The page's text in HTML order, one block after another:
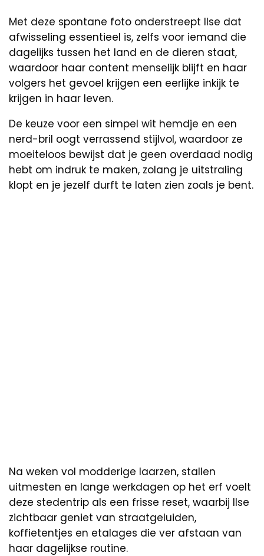
Met deze spontane foto onderstreept Ilse dat
afwisseling essentieel is, zelfs voor iemand die
dagelijks tussen het land en de dieren staat,
waardoor haar content menselijk blijft en haar
volgers het gevoel krijgen een eerlijke inkijk te
krijgen in haar leven.
De keuze voor een simpel wit hemdje en een
nerd-bril oogt verrassend stijlvol, waardoor ze
moeiteloos bewijst dat je geen overdaad nodig
hebt om indruk te maken, zolang je uitstraling
klopt en je jezelf durft te laten zien zoals je bent.
Na weken vol modderige laarzen, stallen
uitmesten en lange werkdagen op het erf voelt
deze stedentrip als een frisse reset, waarbij Ilse
zichtbaar geniet van straatgeluiden,
koffietentjes en etalages die ver afstaan van
haar dagelijkse routine.